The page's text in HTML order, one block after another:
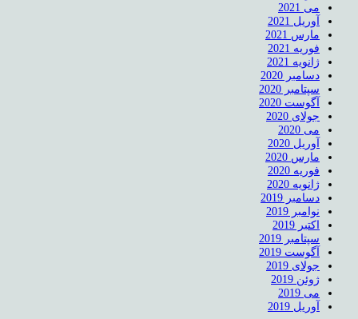
می 2021
آوریل 2021
مارس 2021
فوریه 2021
ژانویه 2021
دسامبر 2020
سپتامبر 2020
آگوست 2020
جولای 2020
می 2020
آوریل 2020
مارس 2020
فوریه 2020
ژانویه 2020
دسامبر 2019
نوامبر 2019
اکتبر 2019
سپتامبر 2019
آگوست 2019
جولای 2019
ژوئن 2019
می 2019
آوریل 2019